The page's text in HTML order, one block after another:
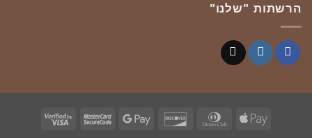
הרשתות "שלנו"
Apple
Dinners
Discover
Google
MasterCard
Visa